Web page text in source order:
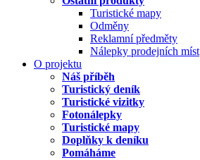
Turistické mapy
Odměny
Reklamní předměty
Nálepky prodejních míst
O projektu
Náš příběh
Turistický deník
Turistické vizitky
Fotonálepky
Turistické mapy
Doplňky k deníku
Pomáháme